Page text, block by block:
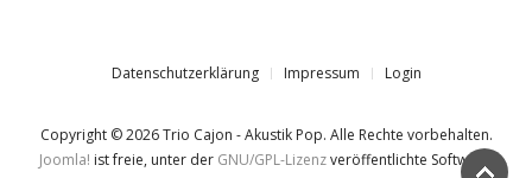
Datenschutzerklärung Impressum Login
Copyright © 2026 Trio Cajon - Akustik Pop. Alle Rechte vorbehalten.
Joomla! ist freie, unter der GNU/GPL-Lizenzveröffentlichte Software.